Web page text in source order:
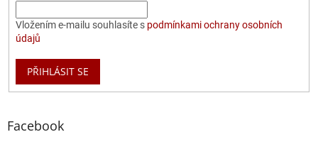
Vložením e-mailu souhlasíte s podmínkami ochrany osobních
údajů
PŘIHLÁSIT SE
Facebook